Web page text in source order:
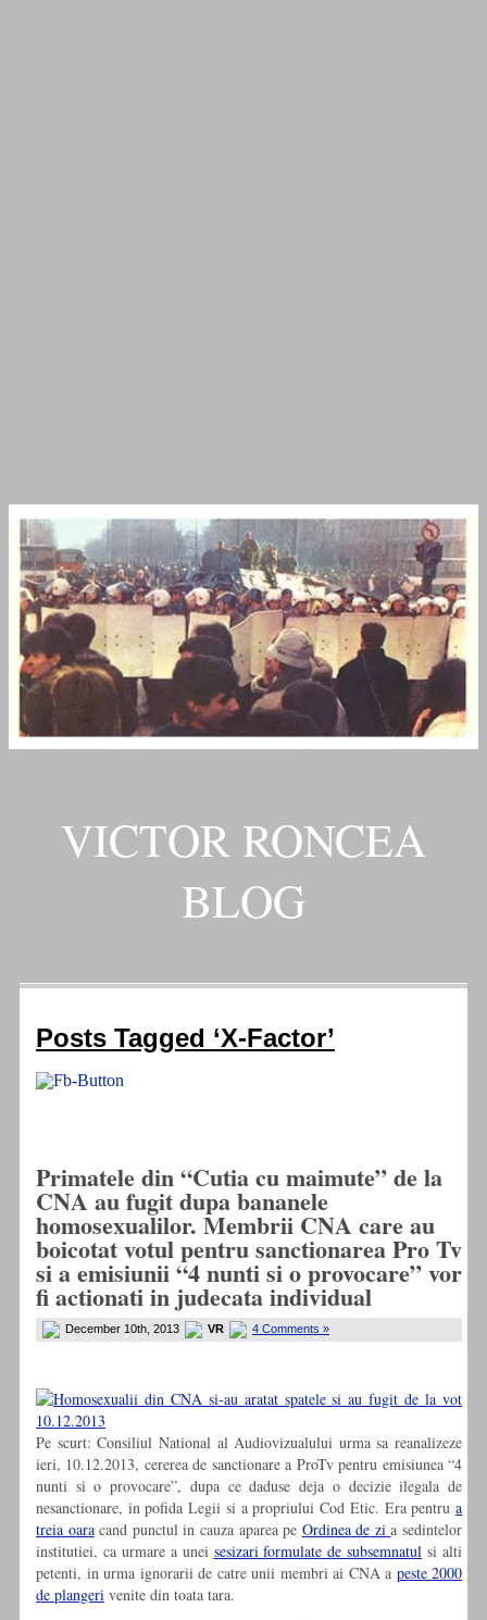
VICTOR RONCEA
BLOG
Posts Tagged ‘X-Factor’
Primatele din “Cutia cu maimute” de la
CNA au fugit dupa bananele
homosexualilor. Membrii CNA care au
boicotat votul pentru sanctionarea Pro Tv
si a emisiunii “4 nunti si o provocare” vor
fi actionati in judecata individual
December 10th, 2013 VR 4 Comments »
Pe scurt: Consiliul National al Audiovizualului urma sa reanalizeze
ieri, 10.12.2013, cererea de sanctionare a ProTv pentru emisiunea “4
nunti si o provocare”, dupa ce daduse deja o decizie ilegala de
nesanctionare, in pofida Legii si a propriului Cod Etic. Era pentru a
treia oaracand punctul in cauza aparea pe Ordinea de zia sedintelor
institutiei, ca urmare a unei sesizari formulate de subsemnatul si alti
petenti, in urma ignorarii de catre unii membri ai CNA a peste 2000
de plangeri venite din toata tara.